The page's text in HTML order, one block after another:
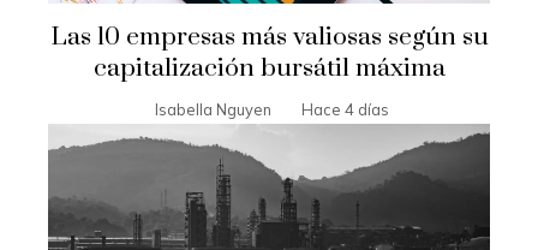
Las 10 empresas más valiosas según su
capitalización bursátil máxima
Isabella Nguyen Hace 4 días